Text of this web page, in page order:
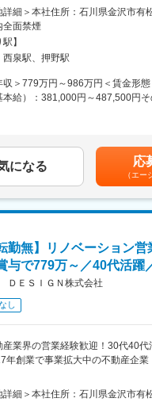
環境です。住宅や店舗の完成まで
えます。
：
。
徴/魅力：
中心に注文住宅や店舗の新築、増
できる会社です。
中心に不動産売買・買取再販・リ
広いサービスを提供する当社にて
！
：
建てやマンションを買い取り、新
には＞
企業に定期訪問をし、情報収集
査～仕入れ
理
プ会社の売買仲介部門からお客
家やご年配のご家族の家など、買
は設計や施工スタッフもいるため
詳細＞本社住所：石川県金沢市有
全面禁煙
】
西泉駅、押野駅
収＞779万円～986万円＜賃金形
本給）：381,000円～487,500円そ
有＜給与補足＞■固定残業時間を
分が支払われます。■賞与：年2回
月・7月）■役職手当：あり■資格
安の金額であり、選考を通じて上
(月額)は固定手当を含めた表記で
になる 応
（エー
勤無】リノベーション
与で779万～／40代活躍
ＤＥＳＩＧＮ株式会社
し
産業界の営業経験歓迎！30代40
創業で事業拡大中の不動産企業
詳細＞本社住所：石川県金沢市有